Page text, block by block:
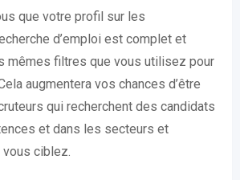
que votre profil sur les
d’emploi est complet et
mêmes filtres que vous utilisez pour
augmentera vos chances d’être
qui recherchent des candidats
et dans les secteurs et
ciblez.